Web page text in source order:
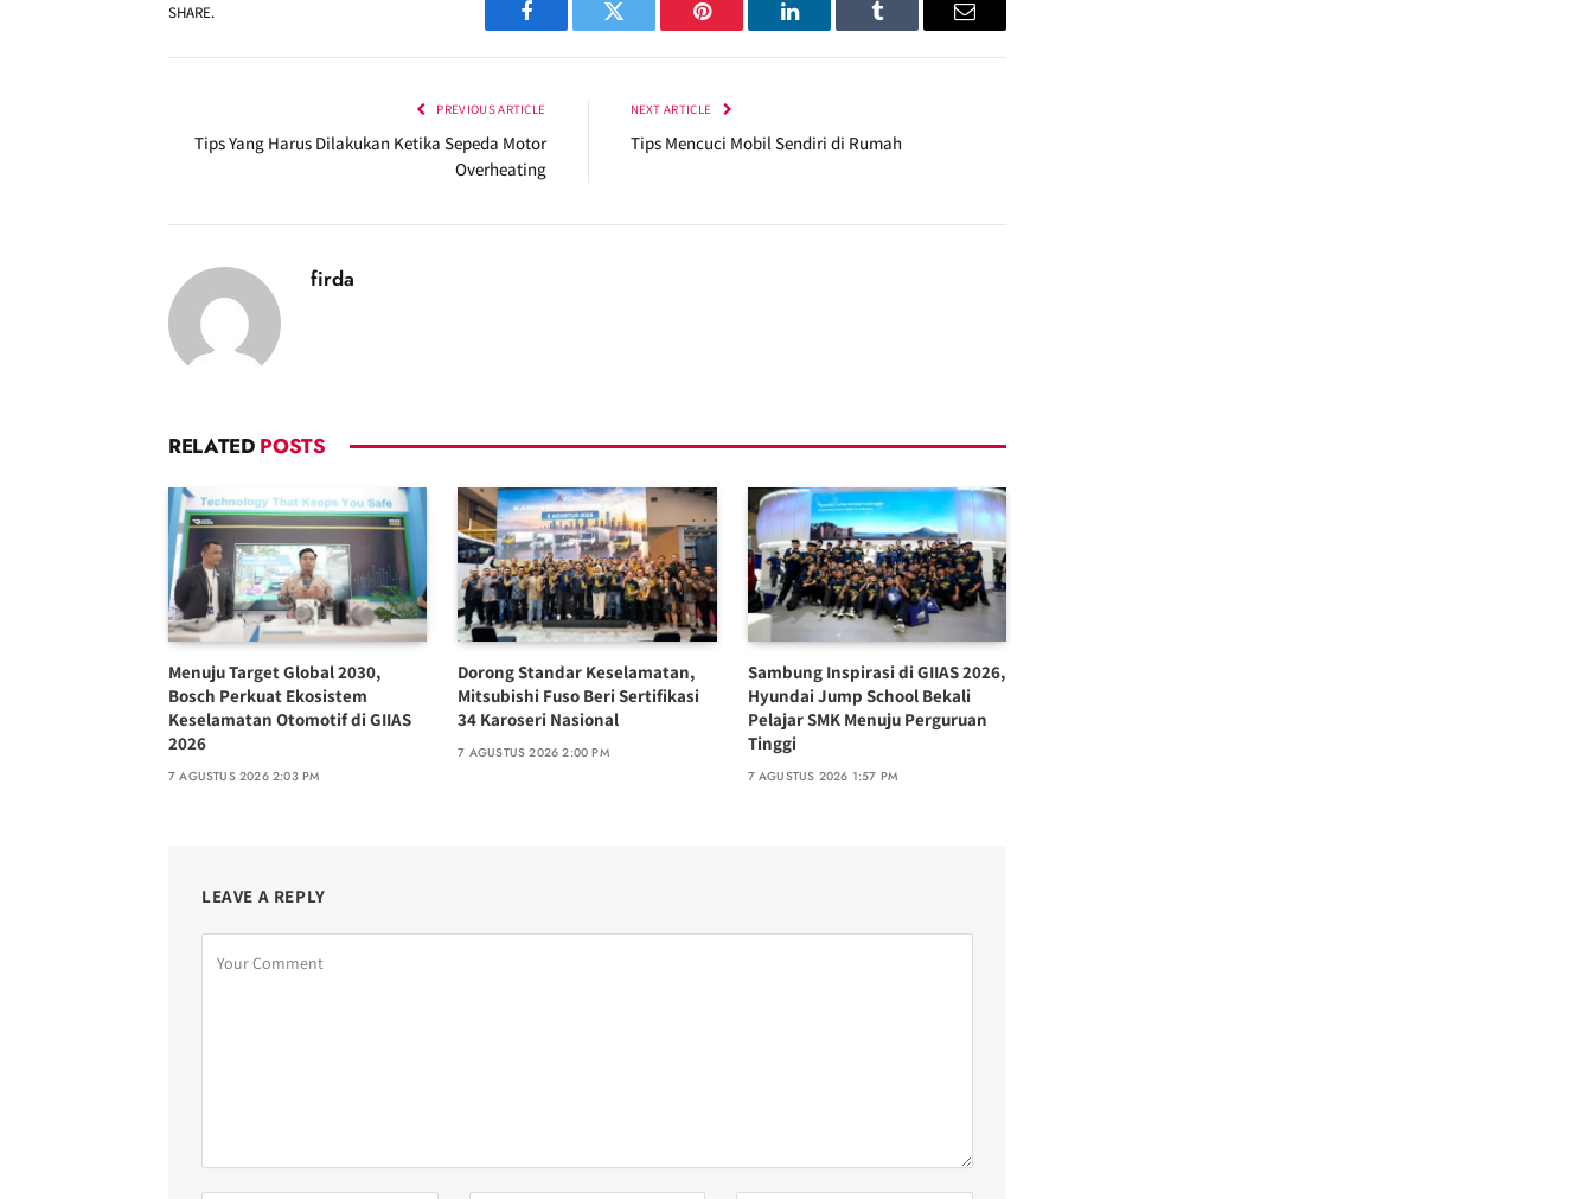
SHARE.
Facebook Twitter Pinterest LinkedIn Tumblr Email
PREVIOUS ARTICLE
Tips Yang Harus Dilakukan Ketika Sepeda Motor
Overheating
NEXT ARTICLE
Tips Mencuci Mobil Sendiri di Rumah
firda
RELATED POSTS
Menuju Target Global 2030,
Bosch Perkuat Ekosistem
Keselamatan Otomotif di GIIAS
2026
7 AGUSTUS 2026 2:03 PM
Dorong Standar Keselamatan,
Mitsubishi Fuso Beri Sertifikasi
34 Karoseri Nasional
7 AGUSTUS 2026 2:00 PM
Sambung Inspirasi di GIIAS 2026,
Hyundai Jump School Bekali
Pelajar SMK Menuju Perguruan
Tinggi
7 AGUSTUS 2026 1:57 PM
LEAVE A REPLY